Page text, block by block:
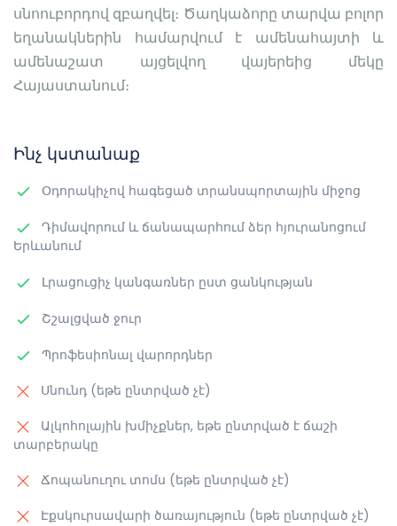
սնոուբորդով զբաղվել։ Ծաղկաձորը տարվա բոլոր
եղանակներին համարվում է ամենահայտի և
ամենաշատ այցելվող վայերեից մեկը
Հայաստանում։
Ինչ կստանաք
Օդորակիչով հագեցած տրանսպորտային միջոց
Դիմավորում և ճանապարհում ձեր հյուրանոցում
Երևանում
Լրացուցիչ կանգառներ ըստ ցանկության
Շշալցված ջուր
Պրոֆեսիոնալ վարորդներ
Սնունդ (եթե ընտրված չէ)
Ալկոհոլային խմիչքներ, եթե ընտրված է ճաշի
տարբերակը
Ճոպանուղու տոմս (եթե ընտրված չէ)
Էքսկուրսավարի ծառայություն (եթե ընտրված չէ)